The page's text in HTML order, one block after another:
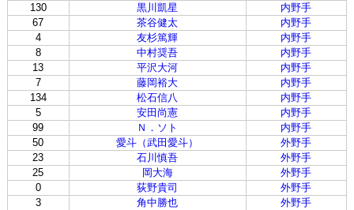
130
黒川凱星
内野手
67
茶谷健太
内野手
4
友杉篤輝
内野手
8
中村奨吾
内野手
13
平沢大河
内野手
7
藤岡裕大
内野手
134
松石信八
内野手
5
安田尚憲
内野手
99
Ｎ．ソト
内野手
50
愛斗（武田愛斗）
外野手
23
石川慎吾
外野手
25
岡大海
外野手
0
荻野貴司
外野手
3
角中勝也
外野手